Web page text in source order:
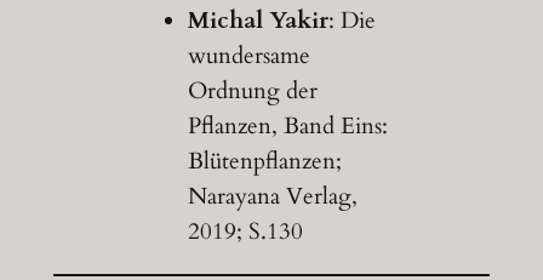
Michal Yakir: Die
wundersame
Ordnung der
Pflanzen, Band Eins:
Blütenpflanzen;
Narayana Verlag,
2019; S.130